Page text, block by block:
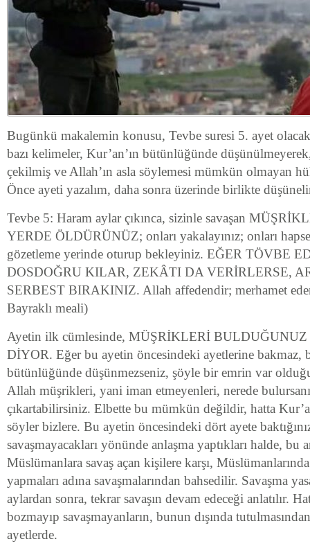
Bugünkü makalemin konusu, Tevbe suresi 5. ayet
bazı kelimeler, Kur’an’ın bütünlüğünde
çekilmiş ve Allah’ın asla söylemesi mümkün olmayan
Önce ayeti yazalım, daha sonra üzerinde birlikte
Tevbe 5: Haram aylar çıkınca, sizinle savaşan
YERDE ÖLDÜRÜNÜZ; onları yakalayınız; onları
gözetleme yerinde oturup bekleyiniz. EĞER TÖVBE
DOSDOĞRU KILAR, ZEKÂTI DA VERİRLERSE,
SERBEST BIRAKINIZ. Allah affedendir; merhamet
Bayraklı meali)
Ayetin ilk cümlesinde, MÜŞRİKLERİ
DİYOR. Eğer bu ayetin öncesindeki ayetlerine bakmaz,
bütünlüğünde düşünmezseniz, şöyle bir emrin var
Allah müşrikleri, yani iman etmeyenleri, nerede
çıkartabilirsiniz. Elbette bu mümkün değildir, hatta
söyler bizlere. Bu ayetin öncesindeki dört ayete
savaşmayacakları yönünde anlaşma yaptıkları halde, bu
Müslümanlara savaş açan kişilere karşı,
yapmaları adına savaşmalarından bahsedilir. Savaşma
aylardan sonra, tekrar savaşın devam edeceği anlatılır.
bozmayıp savaşmayanların, bunun dışında
ayetlerde.